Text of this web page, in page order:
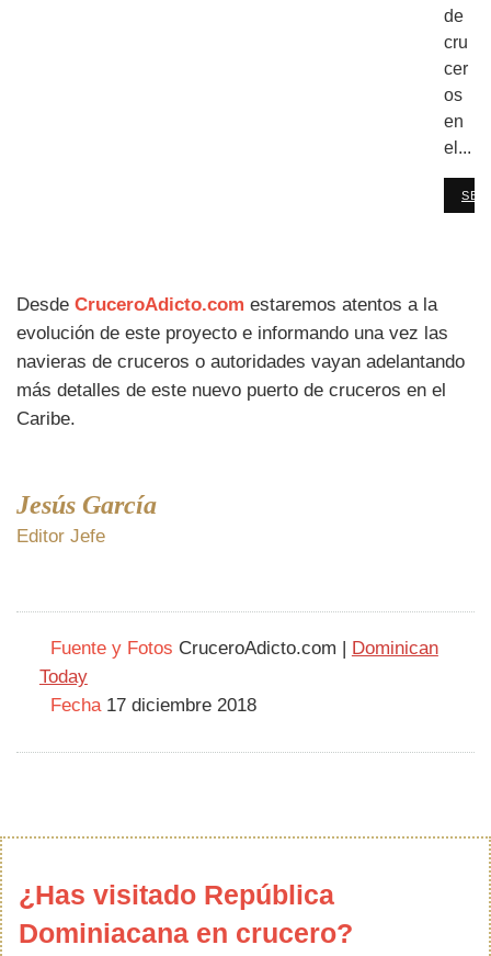
de
cru
cer
os
en
el...
Desde CruceroAdicto.com estaremos atentos a la
evolución de este proyecto e informando una vez las
navieras de cruceros o autoridades vayan adelantando
más detalles de este nuevo puerto de cruceros en el
Caribe.
Jesús García
Editor Jefe
Fuente y Fotos CruceroAdicto.com | Dominican
Today
Fecha17 diciembre 2018
¿Has visitado República
Dominiacana en crucero?